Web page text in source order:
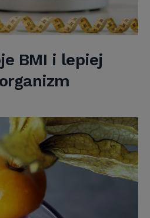
BMI i lepiej